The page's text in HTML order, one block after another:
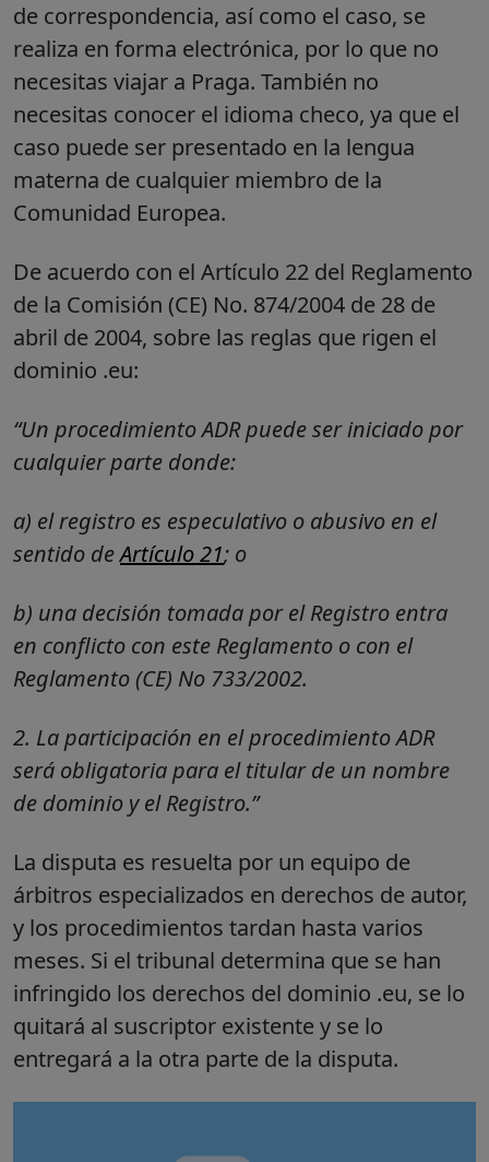
de correspondencia, así como el caso, se
realiza en forma electrónica, por lo que no
necesitas viajar a Praga. También no
necesitas conocer el idioma checo, ya que el
caso puede ser presentado en la lengua
materna de cualquier miembro de la
Comunidad Europea.
De acuerdo con el Artículo 22 del Reglamento
de la Comisión (CE) No. 874/2004 de 28 de
abril de 2004, sobre las reglas que rigen el
dominio .eu:
“Un procedimiento ADR puede ser iniciado por
cualquier parte donde:
a) el registro es especulativo o abusivo en el
sentido deArtículo 21; o
b) una decisión tomada por el Registro entra
en conflicto con este Reglamento o con el
Reglamento (CE) No 733/2002.
2. La participación en el procedimiento ADR
será obligatoria para el titular de un nombre
de dominio y el Registro.”
La disputa es resuelta por un equipo de
árbitros especializados en derechos de autor,
y los procedimientos tardan hasta varios
meses. Si el tribunal determina que se han
infringido los derechos del dominio .eu, se lo
quitará al suscriptor existente y se lo
entregará a la otra parte de la disputa.